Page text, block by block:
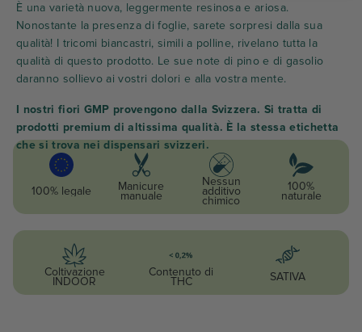
È una varietà nuova, leggermente resinosa e ariosa.
Nonostante la presenza di foglie, sarete sorpresi dalla sua
qualità! I tricomi biancastri, simili a polline, rivelano tutta la
qualità di questo prodotto. Le sue note di pino e di gasolio
daranno sollievo ai vostri dolori e alla vostra mente.
I nostri fiori GMP provengono dalla Svizzera. Si tratta di
prodotti premium di altissima qualità. È la stessa etichetta
che si trova nei dispensari svizzeri.
100% legale Manicure
manuale
Nessun
additivo
chimico
100%
naturale
Coltivazione
INDOOR
Contenuto di
THC SATIVA